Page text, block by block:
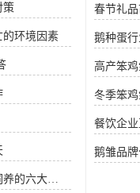
春节礼
鹅种蛋
高产笨
冬季笨
餐饮企
鹅雏品牌
25℃～
26℃，11
日龄以后
。应守
勤添多半饱
后，要先
米和丝状青
，4～10
日龄时，
为谷物类
分隔育
策
的环境因素
鹅苗价格怎么样？雏鹅饲养的六大要点！